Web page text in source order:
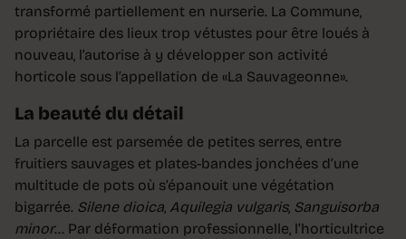
transformé partiellement en nurserie. La Commune,
propriétaire des lieux trop vétustes pour être loués à
nouveau, l’autorise à y développer son activité
horticole sous l’appellation de «La Sauvageonne».
La beauté du détail
La parcelle est parsemée de petites serres, entre
fruitiers sauvages et plates-bandes jonchées d’une
multitude de pots où s’épanouit une végétation
bigarrée. Silene dioica, Aquilegia vulgaris, Sanguisorba
minor… Par déformation professionnelle, l’horticultrice